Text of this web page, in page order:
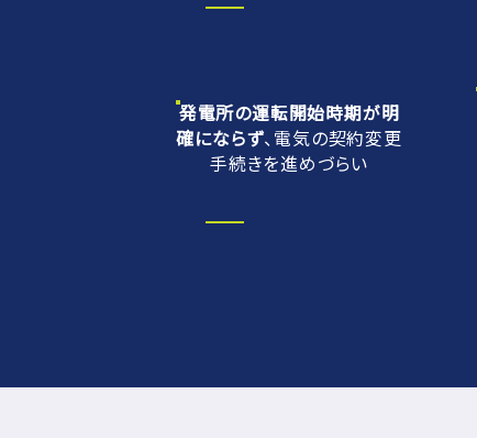
発電所の運転開始時期が明
確にならず、電気の契約変更
手続きを進めづらい